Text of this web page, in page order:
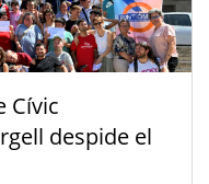
Cívic
despide el